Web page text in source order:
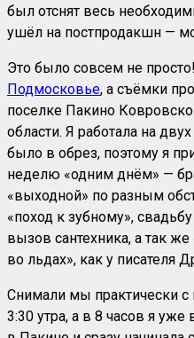
был отснят весь
ушёл на постпродакшн —
Это было совсем не
Подмосковье, а съёмки
поселке Пакино
области. Я работала на
было в обрез, поэтому я
неделю «одним днём» —
«выходной» по разным
«поход к зубному»,
вызов сантехника, а так
во льдах», как у писателя
Снимали мы практически с
3:30 утра, а в 8 часов я